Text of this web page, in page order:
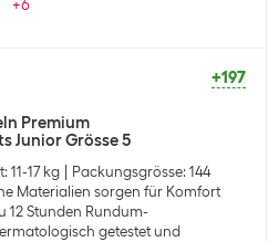
+6
+197
Premium
Junior Grösse 5
11-17 kg
Packungsgrösse: 144
Materialien sorgen für Komfort
12 Stunden Rundum-
getestet und